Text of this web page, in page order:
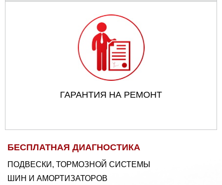
ГАРАНТИЯ НА РЕМОНТ
БЕСПЛАТНАЯ ДИАГНОСТИКА
ПОДВЕСКИ, ТОРМОЗНОЙ СИСТЕМЫ
ШИН И АМОРТИЗАТОРОВ